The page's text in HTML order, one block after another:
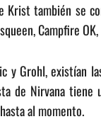
también se
Campfire
y Grohl, existían
de Nirvana tiene
al momento.